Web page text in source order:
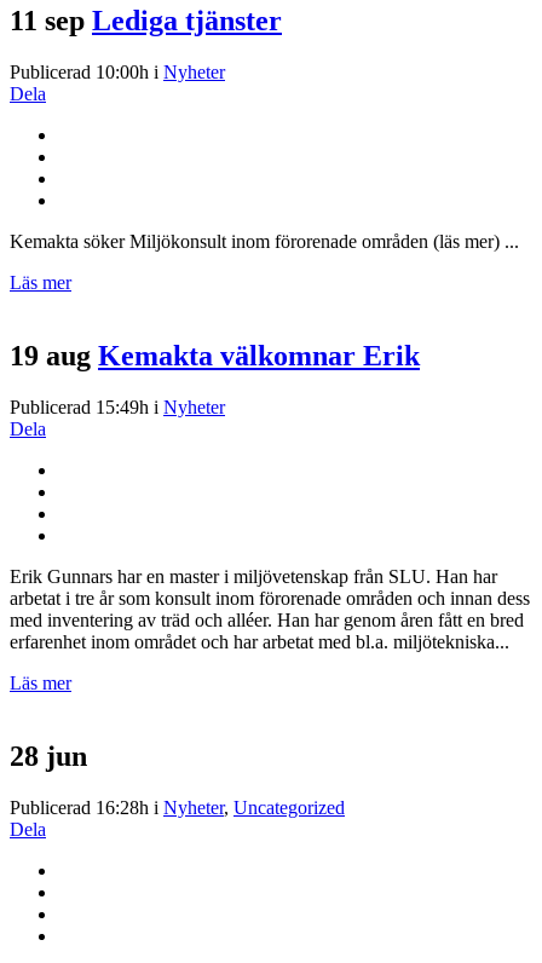
11 sep Lediga tjänster
Publicerad 10:00h i Nyheter
Dela
Kemakta söker Miljökonsult inom förorenade områden (läs mer) ...
Läs mer
19 aug Kemakta välkomnar Erik
Publicerad 15:49h i Nyheter
Dela
Erik Gunnars har en master i miljövetenskap från SLU. Han har
arbetat i tre år som konsult inom förorenade områden och innan dess
med inventering av träd och alléer. Han har genom åren fått en bred
erfarenhet inom området och har arbetat med bl.a. miljötekniska...
Läs mer
28 jun
Publicerad 16:28h i Nyheter, Uncategorized
Dela